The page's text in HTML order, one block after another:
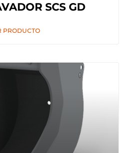
SCS GD
PRODUCTO